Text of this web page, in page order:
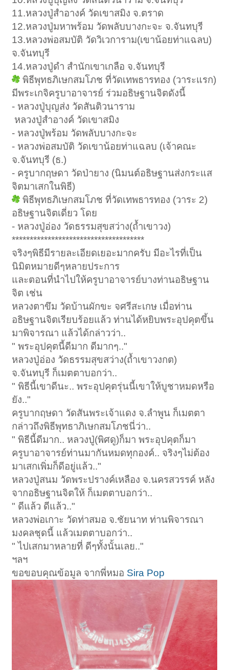
11.หลวงปู่สำอางค์ วัดเขาสมิง จ.ตราด
12.หลวงปู่มหาพร้อม วัดพลับบางกะจะ จ.จันทบุรี
13.หลวงพ่อสมบัติ วัดวิเวการาม(เขาน้อยท่าแฉลบ)
จ.จันทบุรี
14.หลวงปู่ดำ สำนักเขาเกลือ จ.จันทบุรี
พิธีพุทธภิเษกสมโภช ที่วัดเทพธารทอง (วาระแรก)
มีพระเกจิครูบาอาจารย์ ร่วมอธิษฐานจิตดังนี้
- หลวงปู่บุญส่ง วัดสันติวนาราม
่ หลวงปู่สำอางค์ วัดเขาสมิง
- หลวงปู่พร้อม วัดพลับบางกะจะ
- หลวงพ่อสมบัติ วัดเขาน้อยท่าแฉลบ (เจ้าคณะ
จ.จันทบุรี (ธ.)
- ครูบากฤษดา วัดป่ายาง (นิมนต์อธิษฐานส่งกระแส
จิตมาเสกในพิธี)
พิธีพุทธภิเษกสมโภช ที่วัดเทพธารทอง (วาระ 2)
อธิษฐานจิตเดี่ยว โดย
- หลวงปู่อ่อง วัดธรรมสุขสว่าง(ถ้ำเขาวง)
*************************************
จริงๆพิธีมีรายละเอียดเยอะมากครับ มีอะไรที่เป็น
นิมิตหมายดีๆหลายประการ
และตอนที่นำไปให้ครูบาอาจารย์บางท่านอธิษฐาน
จิต เช่น
หลวงตาขึม วัดบ้านผักขะ จศรีสะเกษ เมื่อท่าน
อธิษฐานจิตเรียบร้อยแล้ว ท่านได้หยิบพระอุปคุตขึ้น
มาพิจารณา แล้วได้กล่าวว่า..
" พระอุปคุตนี้ดีมาก ดีมากๆ.."
หลวงปู่อ่อง วัดธรรมสุขสว่าง(ถ้ำเขาวงกต)
จ.จันทบุรี ก็เมตตาบอกว่า..
" พิธีนี้เขาดีนะ.. พระอุปคุตรุ่นนี้เขาให้บูชาหมดหรือ
ยัง.."
ครูบากฤษดา วัดสันพระเจ้าแดง จ.ลำพูน ก็เมตตา
กล่าวถึงพิธีพุทธาภิเษกสมโภชนี่ว่า..
" พิธีนี้ดีมาก.. หลวงปู่(พิศดู)ก็มา พระอุปคุตก็มา
ครูบาอาจารย์ท่านมากันหมดทุกองค์.. จริงๆไม่ต้อง
มาเสกเพิ่มก็ดีอยู่แล้ว.."
หลวงปู่สนม วัดพระปรางค์เหลือง จ.นครสวรรค์ หลัง
จากอธิษฐานจิตให้ ก็เมตตาบอกว่า..
" ดีแล้ว ดีแล้ว.."
หลวงพ่อเกาะ วัดท่าสมอ จ.ชัยนาท ท่านพิจารณา
มงคลชุดนี้ แล้วเมตตาบอกว่า..
" ไปเสกมาหลายที่ ดีๆทั้งนั้นเลย.."
ฯลฯ
ขอขอบคุณข้อมูล จากพี่หมอ Sira Pop